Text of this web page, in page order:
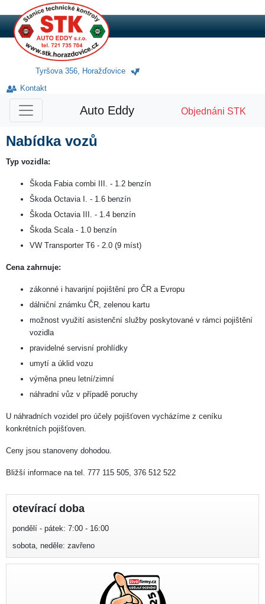
Tyršova 356, Horažďovice
Kontakt
Auto Eddy Objednáni STK
Nabídka vozů
Typ vozidla:
Škoda Fabia combi III. - 1.2 benzín
Škoda Octavia I. - 1.6 benzín
Škoda Octavia III. - 1.4 benzín
Škoda Scala - 1.0 benzín
VW Transporter T6 - 2.0 (9 míst)
Cena zahrnuje:
zákonné i havarijní pojištění pro ČR a Evropu
dálniční známku ČR, zelenou kartu
možnost využití asistenční služby poskytované v rámci pojištění
vozidla
pravidelné servisní prohlídky
umytí a úklid vozu
výměna pneu letní/zimní
náhradní vůz v případě poruchy
U náhradních vozidel pro účely pojišťoven vycházíme z ceníku
konkrétních pojišťoven.
Ceny jsou stanoveny dohodou.
Bližší informace na tel. 777 115 505, 376 512 522
otevírací doba
pondělí - pátek: 7:00 - 16:00
sobota, neděle: zavřeno